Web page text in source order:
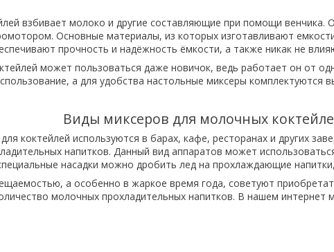
взбивает молоко и другие составляющие при помощи венчика.
Основные материалы, из которых изготавливают
прочность и надёжность ёмкости, а также никак не
может пользоваться даже новичок, ведь работает он от
а для удобства настольные миксеры комплектуются
Виды миксеров для молочных
коктейлей используются в барах, кафе, ресторанах и других
напитков. Данный вид аппаратов может
насадки можно дробить лед на прохлаждающие
а особенно в жаркое время года, советуют
молочных прохладительных напитков. В нашем интернет